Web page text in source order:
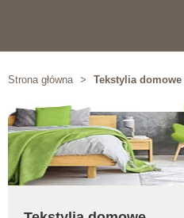
Strona główna > Tekstylia domowe